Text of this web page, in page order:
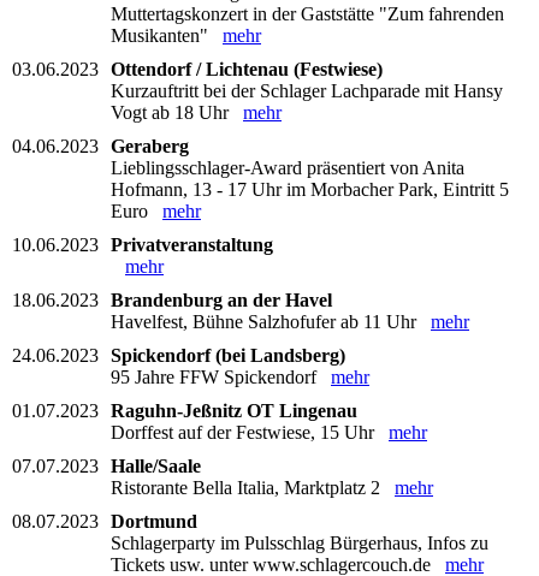
Muttertagskonzert in der Gaststätte "Zum fahrenden
Musikanten" mehr
03.06.2023 Ottendorf / Lichtenau (Festwiese)
Kurzauftritt bei der Schlager Lachparade mit Hansy
Vogt ab 18 Uhr mehr
04.06.2023 Geraberg
Lieblingsschlager-Award präsentiert von Anita
Hofmann, 13 - 17 Uhr im Morbacher Park, Eintritt 5
Euro mehr
10.06.2023 Privatveranstaltung
mehr
18.06.2023 Brandenburg an der Havel
Havelfest, Bühne Salzhofufer ab 11 Uhr mehr
24.06.2023 Spickendorf (bei Landsberg)
95 Jahre FFW Spickendorf mehr
01.07.2023 Raguhn-Jeßnitz OT Lingenau
Dorffest auf der Festwiese, 15 Uhr mehr
07.07.2023 Halle/Saale
Ristorante Bella Italia, Marktplatz 2 mehr
08.07.2023 Dortmund
Schlagerparty im Pulsschlag Bürgerhaus, Infos zu
Tickets usw. unter www.schlagercouch.de mehr